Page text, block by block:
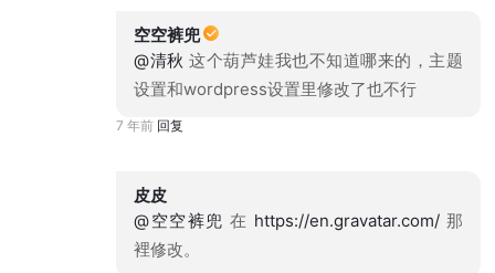
空空裤兜
@清秋 这个葫芦娃我也不知道哪来的，主题
设置和wordpress设置里修改了也不行
7 年前 回复
皮皮
@空空裤兜 在 https://en.gravatar.com/ 那
裡修改。